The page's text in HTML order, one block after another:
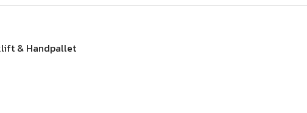
& Handpallet